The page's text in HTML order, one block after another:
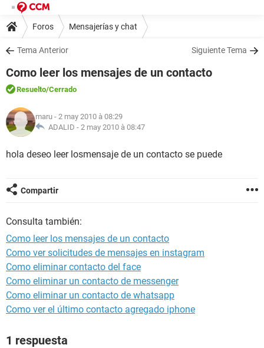
Foros Mensajerías y chat
Tema Anterior Siguiente Tema
Como leer los mensajes de un contacto
Resuelto/Cerrado
maru - 2 may 2010 à 08:29
ADALID - 2 may 2010 à 08:47
hola deseo leer losmensaje de un contacto se puede
Compartir
Consulta también:
Como leer los mensajes de un contacto
Como ver solicitudes de mensajes en instagram
Como eliminar contacto del face
Como eliminar un contacto de messenger
Como eliminar un contacto de whatsapp
Como ver el último contacto agregado iphone
1 respuesta